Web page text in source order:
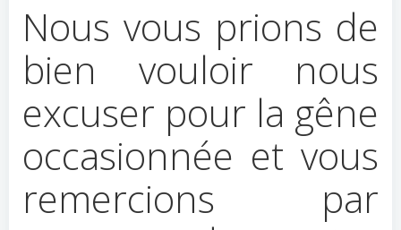
Nous vous prions de
bien vouloir nous
excuser pour la gêne
occasionnée et vous
remercions par